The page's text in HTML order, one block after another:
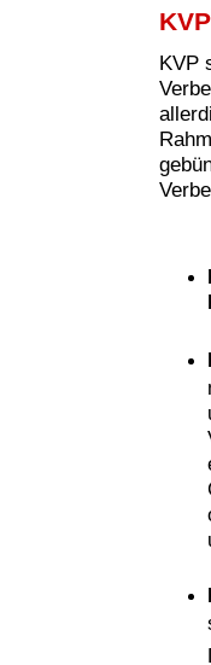
KVP
KVP